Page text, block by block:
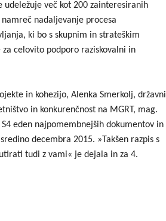
več kot 200 zainteresiranih
nadaljevanje procesa
ki bo s skupnim in strateškim
celovito podporo raziskovalni in
in kohezijo, Alenka Smerkolj, državni
in konkurenčnost na MGRT, mag.
eden najpomembnejših dokumentov in
decembra 2015. »Takšen razpis s
tudi z vami« je dejala in za 4.